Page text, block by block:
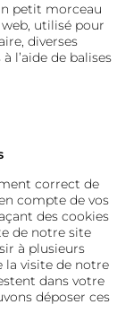
petit morceau
utilisé pour
diverses
l’aide de balises
correct de
compte de vos
des cookies
de notre site
à plusieurs
la visite de notre
dans votre
déposer ces